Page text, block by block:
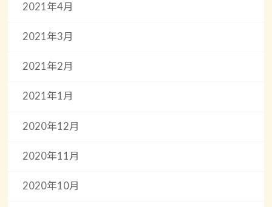
2021年4月
2021年3月
2021年2月
2021年1月
2020年12月
2020年11月
2020年10月